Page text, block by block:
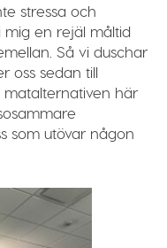
stressa och
mig en rejäl måltid
Så vi duschar
oss sedan till
matalternativen här
som utövar någon